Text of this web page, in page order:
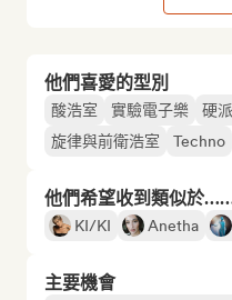
他們喜愛的型別
酸浩室 實驗電子樂 硬
旋律與前衛浩室
Techno
他們希望收到類似於
KI/KI Anetha
主要機會